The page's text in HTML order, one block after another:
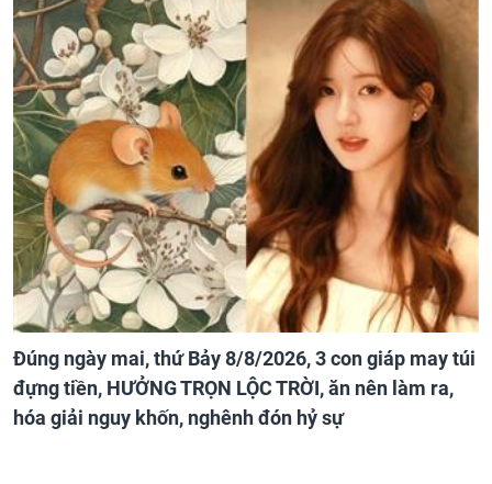
Đúng ngày mai, thứ Bảy 8/8/2026, 3 con giáp may túi
đựng tiền, HƯỞNG TRỌN LỘC TRỜI, ăn nên làm ra,
hóa giải nguy khốn, nghênh đón hỷ sự